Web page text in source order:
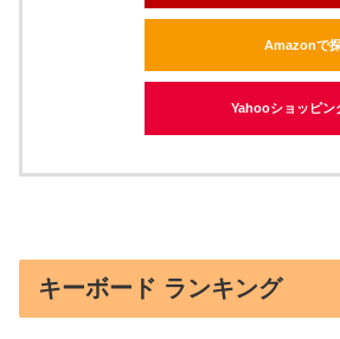
Amazonで
Yahooショッピン
キーボード ランキング